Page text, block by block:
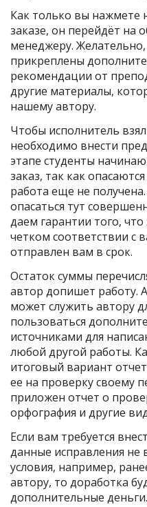
Как только вы нажмете
заказе, он перейдёт на
менеджеру. Желательно,
прикреплены
рекомендации от
другие материалы,
нашему автору.
Чтобы исполнитель
необходимо внести
этапе студенты
заказ, так как
работа еще не
опасаться тут
даем гарантии того,
четком соответствии с
отправлен вам в срок.
Остаток суммы
автор допишет работу.
может служить автору
пользоваться
источниками для
любой другой работы.
итоговый вариант
ее на проверку своему
приложен отчет о
орфография и другие
Если вам требуется
данные исправления не
условия, например,
автору, то доработка
дополнительные деньги.